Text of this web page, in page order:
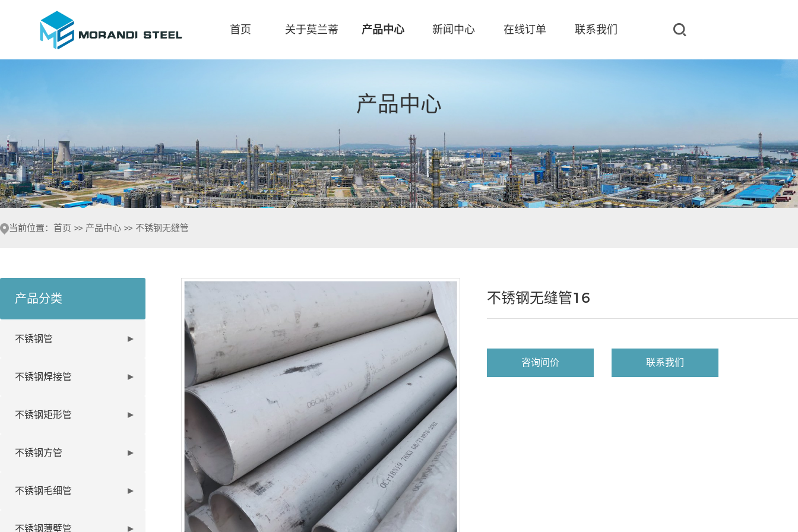
首页 关于莫兰蒂 产品中心 新闻中心 在线订单 联系我们
产品中心
当前位置： 首页 >> 产品中心 >> 不锈钢无缝管
产品分类
不锈钢管
不锈钢焊接管
不锈钢矩形管
不锈钢方管
不锈钢毛细管
不锈钢薄壁管
不锈钢无缝管16
咨询问价 联系我们